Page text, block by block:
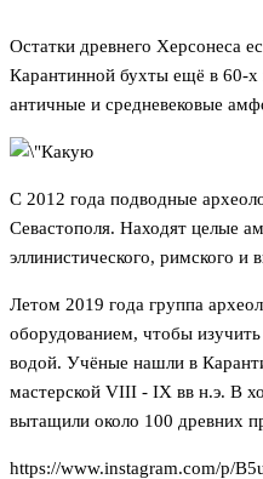
Остатки древнего Херсонеса
Карантинной бухты ещё в 60-х
античные и средневековые
С 2012 года подводные
Севастополя. Находят целые
эллинистического, римского и
Летом 2019 года группа
оборудованием, чтобы
водой. Учёные нашли в
мастерской VIII - IX вв н.э. В
вытащили около 100 древних
https://www.instagram.com/p/